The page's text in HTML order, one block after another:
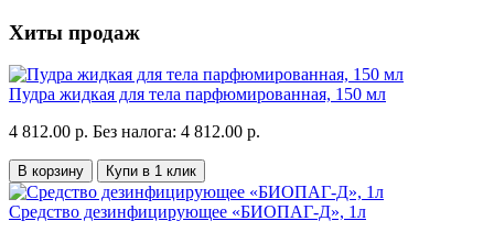
Хиты продаж
Пудра жидкая для тела парфюмированная, 150 мл
4 812.00 р. Без налога: 4 812.00 р.
В корзину Купи в 1 клик
Средство дезинфицирующее «БИОПАГ-Д», 1л